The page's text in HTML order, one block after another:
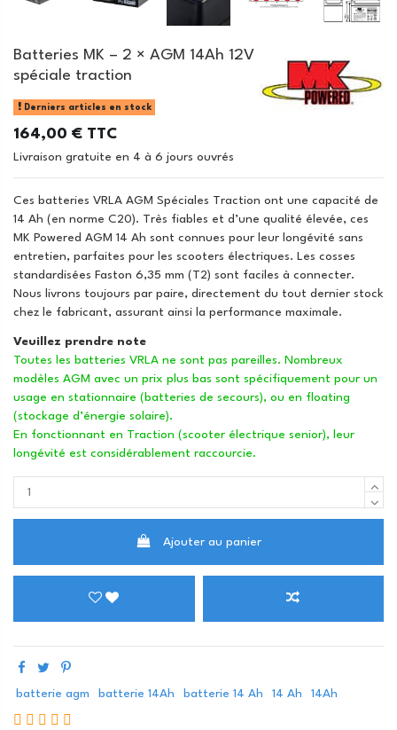
Batteries MK – 2 × AGM 14Ah 12V
spéciale traction
Derniers articles en stock
164,00 €
Livraison gratuite en 4 à 6 jours ouvrés
Ces batteries VRLA AGM Spéciales Traction ont une capacité de
14 Ah (en norme C20). Très fiables et d’une qualité élevée, ces
MK Powered AGM 14 Ah sont connues pour leur longévité sans
entretien, parfaites pour les scooters électriques. Les cosses
standardisées Faston 6,35 mm (T2) sont faciles à connecter.
Nous livrons toujours par paire, directement du tout dernier stock
chez le fabricant, assurant ainsi la performance maximale.
Veuillez prendre note
Toutes les batteries VRLA ne sont pas pareilles. Nombreux
modèles AGM avec un prix plus bas sont spécifiquement pour un
usage en stationnaire (batteries de secours), ou en floating
(stockage d’énergie solaire).
En fonctionnant en Traction (scooter électrique senior), leur
longévité est considérablement raccourcie.
Ajouter au panier
batterie agm batterie 14Ah batterie 14 Ah 14 Ah 14Ah